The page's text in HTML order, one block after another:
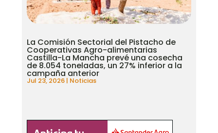
La Comisión Sectorial del Pistacho de
Cooperativas Agro-alimentarias
Castilla-La Mancha prevé una cosecha
de 8.054 toneladas, un 27% inferior a la
campaña anterior
Jul 23, 2026| Noticias